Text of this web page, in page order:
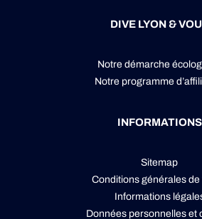
DIVE LYON &
Notre démarche
Notre programme
INFORMATIONS
Sitemap
Conditions générales de
Informations
Données personnelleset